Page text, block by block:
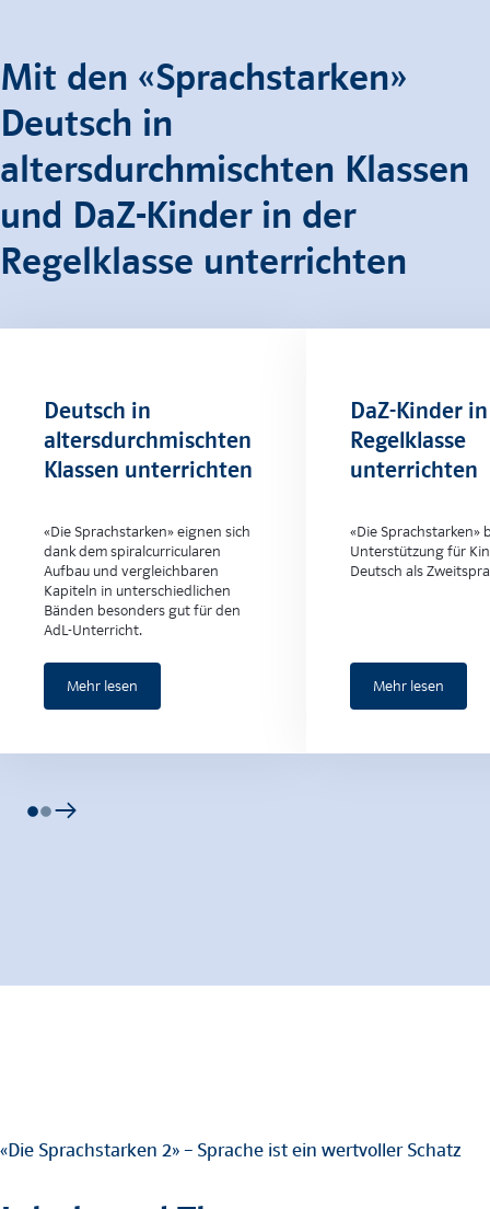
Mit den «Sprachstarken»
Deutsch in
altersdurchmischten Klassen
und DaZ-Kinder in der
Regelklasse unterrichten
Deutsch in
altersdurchmischten
Klassen unterrichten
«Die Sprachstarken» eignen sich
dank dem spiralcurricularen
Aufbau und vergleichbaren
Kapiteln in unterschiedlichen
Bänden besonders gut für den
AdL-Unterricht.
Mehr lesen
DaZ-Kinder
Regelklasse
unterrichten
«Die Sprachstarken»
Unterstützung für
Deutsch als
Mehr lesen
«Die Sprachstarken 2» – Sprache ist ein wertvoller Schatz